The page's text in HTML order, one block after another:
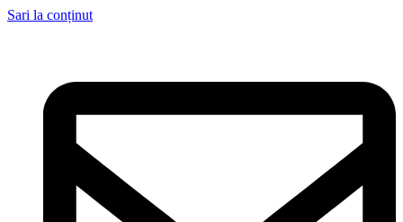
Sari la conținut